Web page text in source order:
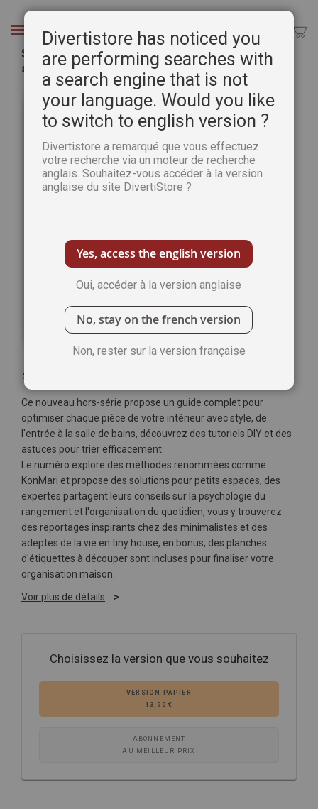
Chercher
Spécial rangement - L'Atelier des Nanas hors-
série n°8
galerie
d’images
Soyez le premier à commenter ce produit
Ce nouveau hors-série propose un guide complet pour
optimiser chaque pièce de votre intérieur avec style, de
l'entrée à la salle de bains, découvrez des tutoriels DIY et des
astuces pour trier efficacement.
Le numéro explore des méthodes renommées comme
KonMari et propose des solutions pour petits espaces, des
expertes partagent leurs conseils sur la psychologie du
rangement et l'organisation du quotidien, vous y trouverez
des reportages inspirants chez des minimalistes et des
adeptes de la vie en tiny house, en bonus, des planches
d'étiquettes à découper sont incluses pour finaliser votre
organisation maison.
Voir plus de détails
Choisissez la version que vous souhaitez
VERSION PAPIER
13,90 €
ABONNEMENT
AU MEILLEUR PRIX
Divertistore has noticed you
are performing searches with
a search engine that is not
your language. Would you like
to switch to english version ?
Divertistore a remarqué que vous effectuez
votre recherche via un moteur de recherche
anglais. Souhaitez-vous accéder à la version
anglaise du site DivertiStore ?
Yes, access the english version
Oui, accéder à la version anglaise
No, stay on the french version
Non, rester sur la version française